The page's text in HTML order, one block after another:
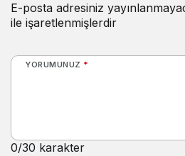
E-posta adresiniz
ile işaretlenmişlerdir
YORUMUNUZ *
0/30 karakter